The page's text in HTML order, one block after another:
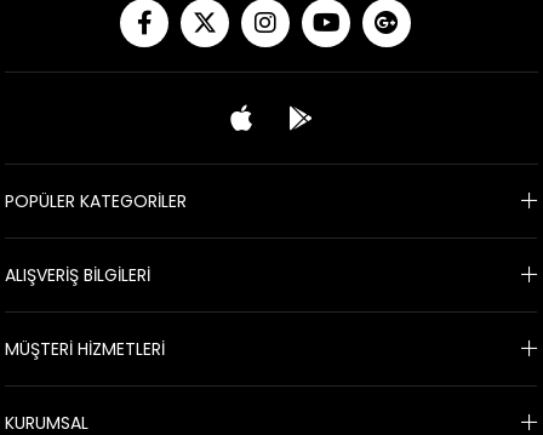
POPÜLER KATEGORİLER
ALIŞVERİŞ BİLGİLERİ
MÜŞTERİ HİZMETLERİ
KURUMSAL